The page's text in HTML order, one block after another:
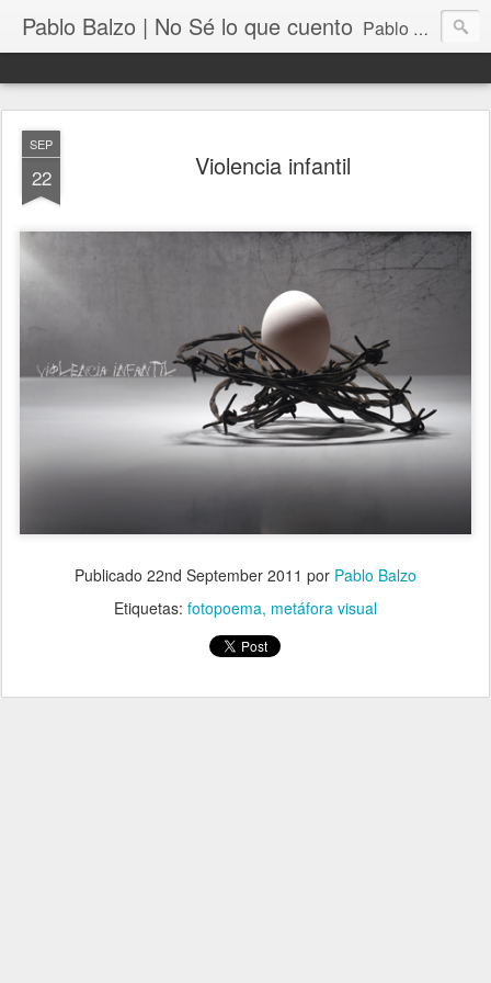
Pablo Balzo | No Sé lo que cuento Pablo Balzo Ilustración-collage
SEP
22 Violencia infantil
Publicado 22nd September 2011 por Pablo Balzo
Etiquetas: fotopoema metáfora visual